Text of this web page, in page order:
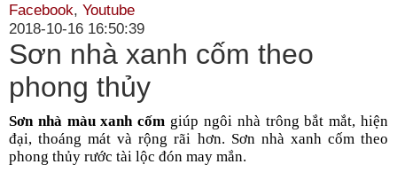
Facebook, Youtube
2018-10-16 16:50:39
Sơn nhà xanh cốm theo
phong thủy
Sơn nhà màu xanh cốm giúp ngôi nhà trông bắt mắt, hiện
đại, thoáng mát và rộng rãi hơn. Sơn nhà xanh cốm theo
phong thủy rước tài lộc đón may mắn.